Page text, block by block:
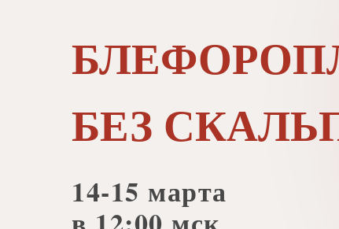
БЕЗ
14-15 марта